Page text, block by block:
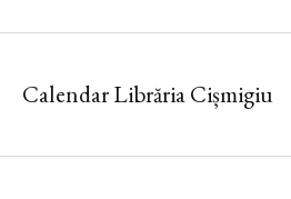
Calendar Librăria Cișmigiu